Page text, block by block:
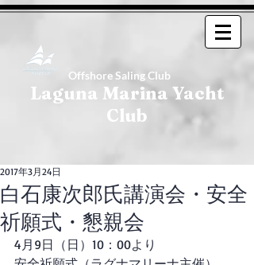
Offshore Saling Club
Laguna Marina Yacht
Club
白石康次郎氏講演会・安全
祈願式・懇親会
2017年3月24日
4月9日（日）10：00より